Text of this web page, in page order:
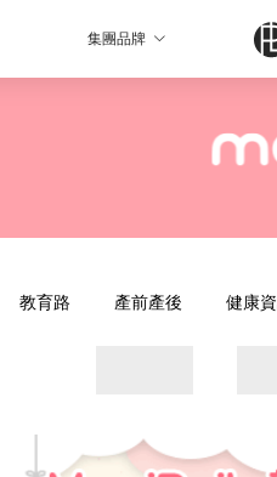
集團品牌
教育路 產前產後 健康